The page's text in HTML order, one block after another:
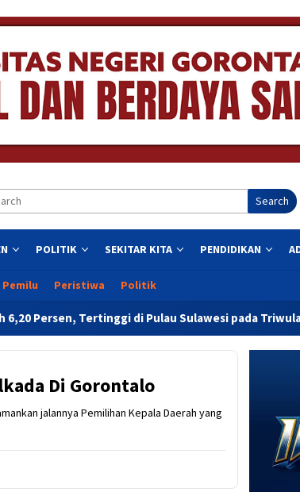
Search
POLITIK SEKITAR KITA PENDIDIKAN
Pemilu Peristiwa Politik
di Pulau Sulawesi pada Triwulan II 2026
Di Gorontalo
jalannya Pemilihan Kepala Daerah yang